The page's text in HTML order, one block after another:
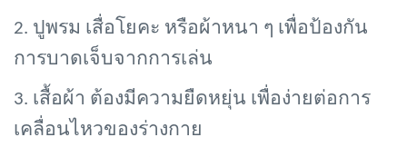
2. ปูพรม เสื่อโยคะ หรือผ้าหนา ๆ เพื่อป้องกัน
การบาดเจ็บจากการเล่น
3. เสื้อผ้า ต้องมีความยืดหยุ่น เพื่อง่ายต่อการ
เคลื่อนไหวของร่างกาย